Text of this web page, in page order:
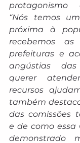
protagonismo
“Nós temos
próxima à
recebemos
prefeituras e
angústias
querer
recursos
também
das comissões
e de como essa
demonstrado